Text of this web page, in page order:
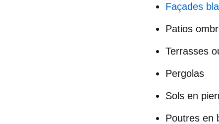
Façades
Patios
Terrasses
Pergolas
Sols en
Poutres en